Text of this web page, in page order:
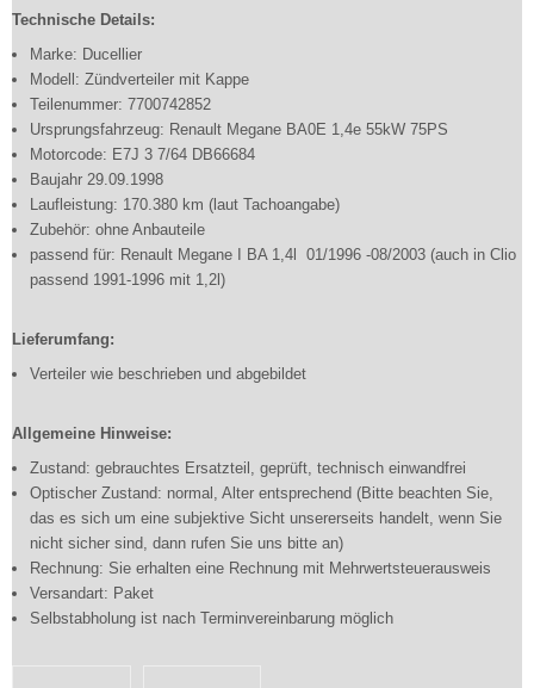
Technische Details:
Marke: Ducellier
Modell: Zündverteiler mit Kappe
Teilenummer: 7700742852
Ursprungsfahrzeug: Renault Megane BA0E 1,4e 55kW 75PS
Motorcode: E7J 3 7/64 DB66684
Baujahr 29.09.1998
Laufleistung: 170.380 km (laut Tachoangabe)
Zubehör: ohne Anbauteile
passend für: Renault Megane I BA 1,4l 01/1996 -08/2003 (auch in Clio
passend 1991-1996 mit 1,2l)
Lieferumfang:
Verteiler wie beschrieben und abgebildet
Allgemeine Hinweise:
Zustand: gebrauchtes Ersatzteil, geprüft, technisch einwandfrei
Optischer Zustand: normal, Alter entsprechend (Bitte beachten Sie,
das es sich um eine subjektive Sicht unsererseits handelt, wenn Sie
nicht sicher sind, dann rufen Sie uns bitte an)
Rechnung: Sie erhalten eine Rechnung mit Mehrwertsteuerausweis
Versandart: Paket
Selbstabholung ist nach Terminvereinbarung möglich